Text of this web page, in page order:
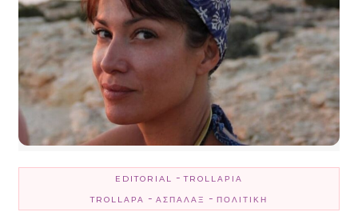
EDITORIAL -TROLLΑΡΊΑ
TROLLΑΡΆ - ΑΣΠΆΛΑΞ - ΠΟΛΙΤΙΚΉ